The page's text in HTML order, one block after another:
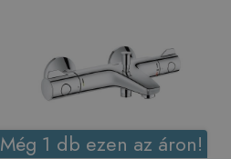
Még 1 db ezen az áron!